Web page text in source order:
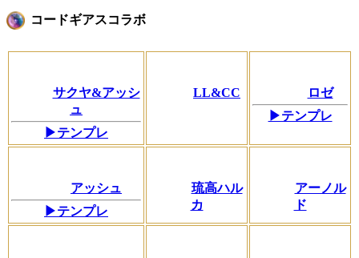
コードギアスコラボ
サクヤ&アッシ
ュ
▶テンプレ
LL&CC
ロゼ
▶テンプレ
アッシュ
▶テンプレ
琉高ハル
カ
アーノル
ド